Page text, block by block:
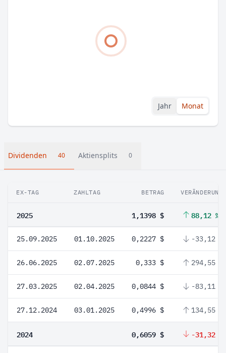
Jahr Monat
Dividenden 40 Aktiensplits 0
EX-TAG ZAHLTAG BETRAG VERÄNDERUNG
2025 1,1398 $ 88,12 %
25.09.2025 01.10.2025 0,2227 $ -33,12 %
26.06.2025 02.07.2025 0,333 $ 294,55 %
27.03.2025 02.04.2025 0,0844 $ -83,11 %
27.12.2024 03.01.2025 0,4996 $ 134,55 %
2024 0,6059 $ -31,32 %